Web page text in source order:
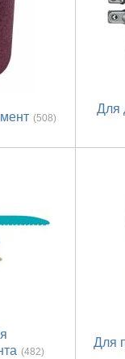
(508)
Для
(482)
Для